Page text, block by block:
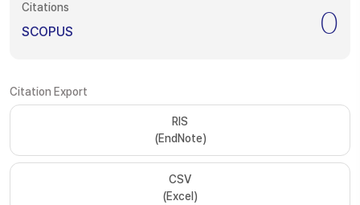
Citations
SCOPUS 0
Citation Export
RIS
(EndNote)
CSV
(Excel)